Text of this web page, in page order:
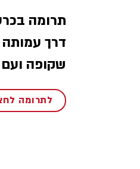
תרומה
דרך
שקופה
לתרומה